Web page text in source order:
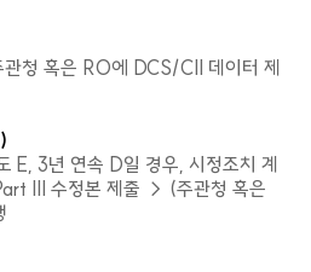
청 혹은 RO에 DCS/CII 데이터 제
E, 3년 연속 D일 경우, 시정조치 계
III 수정본 제출 → (주관청 혹은